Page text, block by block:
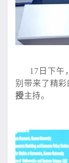
17日下午
别带来了精
授主持。